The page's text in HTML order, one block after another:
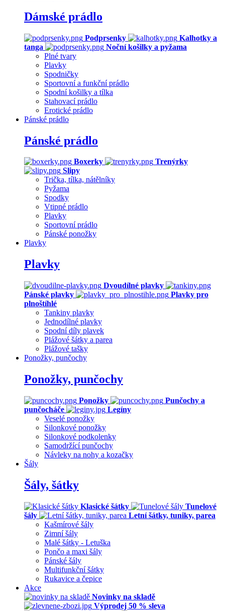
Dámské prádlo
Podprsenky
Kalhotky a
tanga
Noční košilky a pyžama
Plné tvary
Plavky
Spodničky
Sportovní a funkční prádlo
Spodní košilky a tílka
Stahovací prádlo
Erotické prádlo
Pánské prádlo
Pánské prádlo
Boxerky
Trenýrky
Slipy
Trička, tílka, nátělníky
Pyžama
Spodky
Vtipné prádlo
Plavky
Sportovní prádlo
Pánské ponožky
Plavky
Plavky
Dvoudílné plavky
Pánské plavky
Plavky pro
plnoštíhlé
Tankiny plavky
Jednodílné plavky
Spodní díly plavek
Plážové šátky a parea
Plážové tašky
Ponožky, punčochy
Ponožky, punčochy
Ponožky
Punčochy a
punčocháče
Legíny
Veselé ponožky
Silonkové ponožky
Silonkové podkolenky
Samodržící punčochy
Návleky na nohy a kozačky
Šály
Šály, šátky
Klasické šátky
Tunelové
šály
Letní šátky, tuniky, parea
Kašmírové šály
Zimní šály
Malé šátky - Letuška
Pončo a maxi šály
Pánské šály
Multifunkční šátky
Rukavice a čepice
Akce
Novinky na skladě
Výprodej 50 % sleva